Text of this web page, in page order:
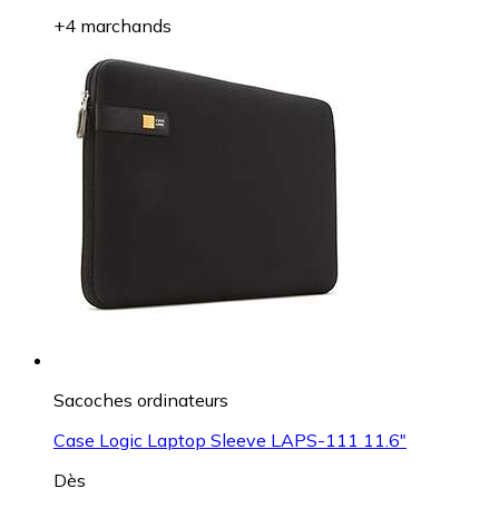
+4 marchands
Sacoches ordinateurs
Case Logic Laptop Sleeve LAPS-111 11.6"
Dès